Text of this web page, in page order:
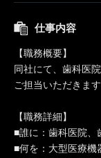
仕事内容
【職務概要】
同社にて、歯科医
ご担当いただきます
【職務詳細】
■誰に：歯科医院、
■何を：大型医療機